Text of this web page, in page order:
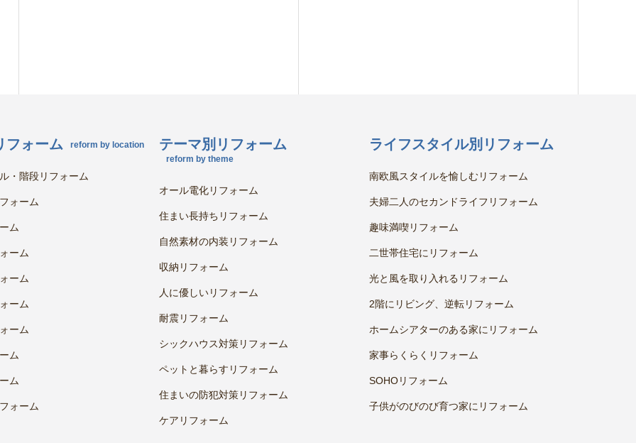
フォーム reform by location
・階段リフォーム
ォーム
ム
ーム
ーム
ーム
ーム
ム
ム
ォーム
テーマ別リフォーム
reform by theme
オール電化リフォーム
住まい長持ちリフォーム
自然素材の内装リフォーム
収納リフォーム
人に優しいリフォーム
耐震リフォーム
シックハウス対策リフォーム
ペットと暮らすリフォーム
住まいの防犯対策リフォーム
ケアリフォーム
ライフスタイル別リフォーム
南欧風スタイルを愉しむリフォーム
夫婦二人のセカンドライフリフォーム
趣味満喫リフォーム
二世帯住宅にリフォーム
光と風を取り入れるリフォーム
2階にリビング、逆転リフォーム
ホームシアターのある家にリフォーム
家事らくらくリフォーム
SOHOリフォーム
子供がのびのび育つ家にリフォーム